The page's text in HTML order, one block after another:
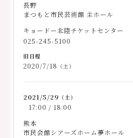
長野
まつもと市民芸術館 主ホール
キョードー北陸チケットセンター
025-245-5100
2020/7/18 （土）
2021/5/29 （土）
17:00 / 18:00
熊本
市民会館シアーズホーム夢ホール